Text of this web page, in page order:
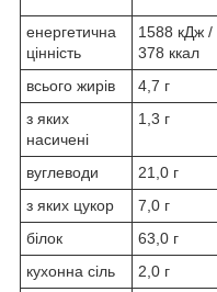
енергетична
цінність
1588 кДж /
378 ккал
всього жирів 4,7 г
з яких
насичені
1,3 г
вуглеводи 21,0 г
з яких цукор
7,0 г
білок
63,0 г
кухонна сіль
2,0 г